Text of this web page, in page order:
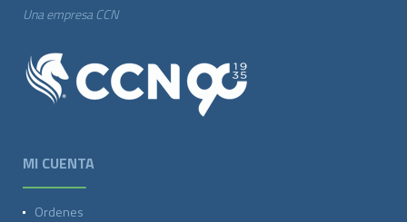
Una empresa CCN
MI CUENTA
Ordenes